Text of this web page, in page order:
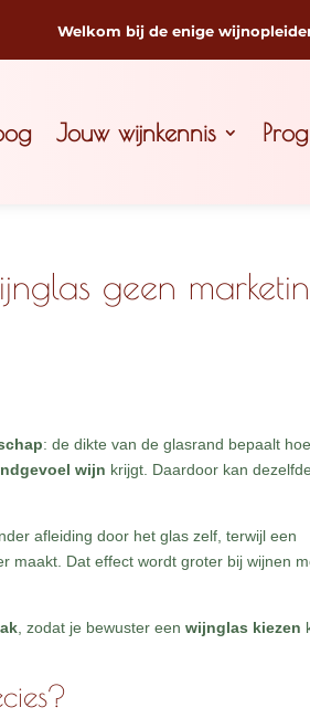
Welkom bij de enige
Jouw wijnkennis
geen
: de dikte van de glasrand bepaalt
wijn krijgt. Daardoor kan dezelfde
afleiding door het glas zelf, terwijl een
maakt. Dat effect wordt groter bij wijnen
, zodat je bewuster eenwijnglas kiezen